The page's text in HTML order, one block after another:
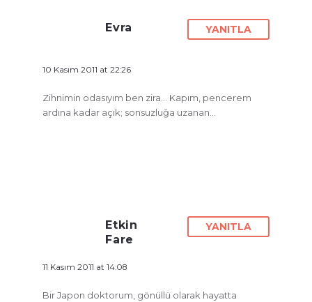
Evra
10 Kasım 2011 at 22:26
YANITLA
Zihnimin odasıyım ben zira… Kapım, pencerem
ardına kadar açık; sonsuzluğa uzanan…
Etkin
Fare
11 Kasım 2011 at 14:08
YANITLA
Bir Japon doktorum, gönüllü olarak hayatta